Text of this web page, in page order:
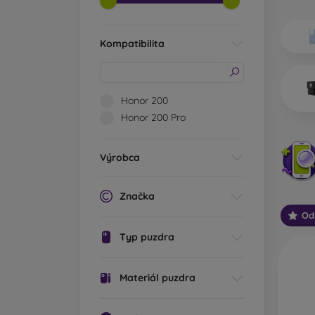
Kompatibilita
Honor 200
Honor 200 Pro
Výrobca
Značka
Typ puzdra
Materiál puzdra